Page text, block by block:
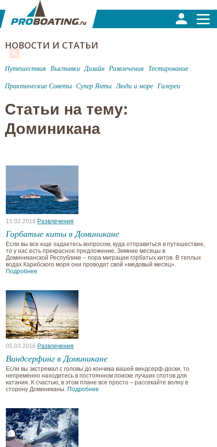
НОВОСТИ И СТАТЬИ
Путешествия Выставки Дизайн Развлечения Тестирование
Практические Советы Супер Яхты Люди и море Галереи
Статьи на тему:
Доминикана
15.02.2016 Развлечения
Горбатые киты в Доминикане
Если вы все еще задаетесь вопросом, куда отправиться в путешествие,
то у нас есть прекрасное предложение. Зимние месяцы в
Доминиканской Республике – пора миграции горбатых китов. В теплых
водах Карибского моря они проводят свой «медовый месяц».
Подробнее
05.03.2016 Развлечения
Виндсерфинг в Доминикане
Если вы экстремал с головы до кончика вашей виндсерф-доски, то
непременно находитесь в постоянном поиске лучших спотов для
катания. К счастью, в этом плане все просто – рассекайте волну в
сторону Доминиканы. Подробнее